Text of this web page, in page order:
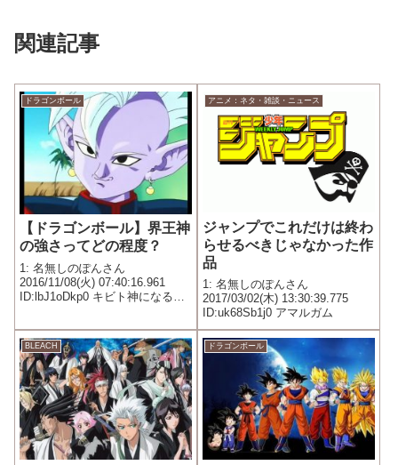
関連記事
ドラゴンボール
【ドラゴンボール】界王神
の強さってどの程度？
1: 名無しのぽんさん
2016/11/08(火) 07:40:16.961
ID:lbJ1oDkp0 キビト神になる前
アニメ：ネタ・雑談・ニュース
ジャンプでこれだけは終わ
らせるべきじゃなかった作
品
1: 名無しのぽんさん
2017/03/02(木) 13:30:39.775
ID:uk68Sb1j0 アマルガム
BLEACH ドラゴンボール